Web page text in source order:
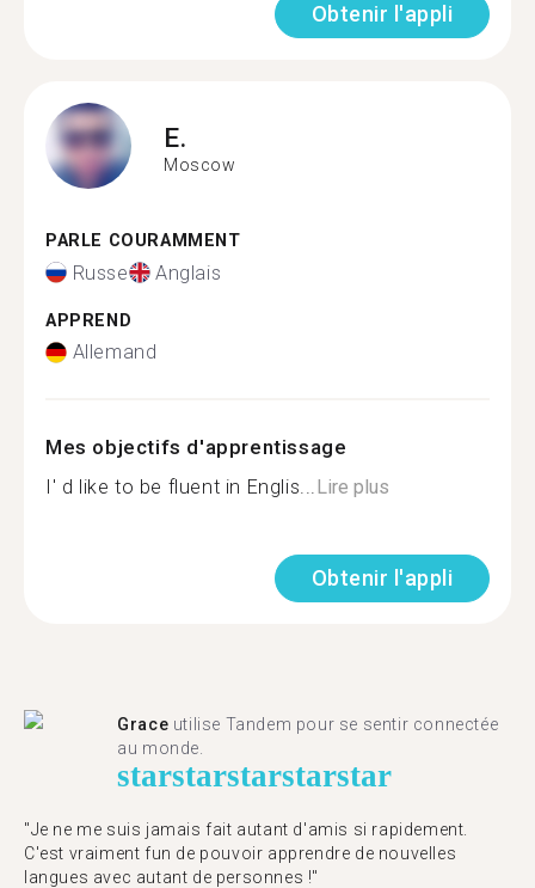
Obtenir l'appli
E.
Moscow
PARLE COURAMMENT
Russe Anglais
APPREND
Allemand
Mes objectifs d'apprentissage
I' d like to be fluent in Englis...Lire plus
Obtenir l'appli
Grace utilise Tandem pour se sentir connectée
au monde.
starstarstarstarstar
"Je ne me suis jamais fait autant d'amis si rapidement.
C'est vraiment fun de pouvoir apprendre de nouvelles
langues avec autant de personnes !"